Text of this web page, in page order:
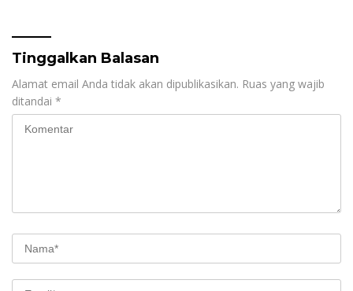
Tinggalkan Balasan
Alamat email Anda tidak akan dipublikasikan. Ruas yang wajib
ditandai *